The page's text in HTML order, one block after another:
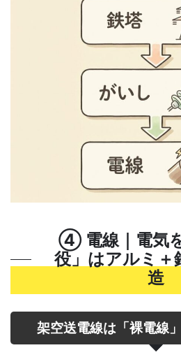
④ 電線｜電気
役」はアルミ＋
造
架空送電線は「裸電